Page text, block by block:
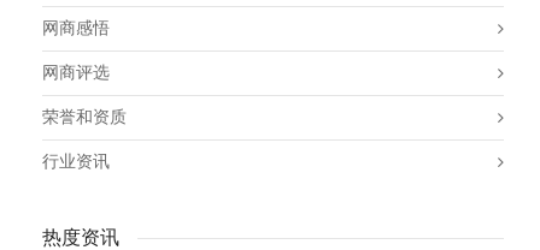
网商感悟
网商评选
荣誉和资质
行业资讯
热度资讯